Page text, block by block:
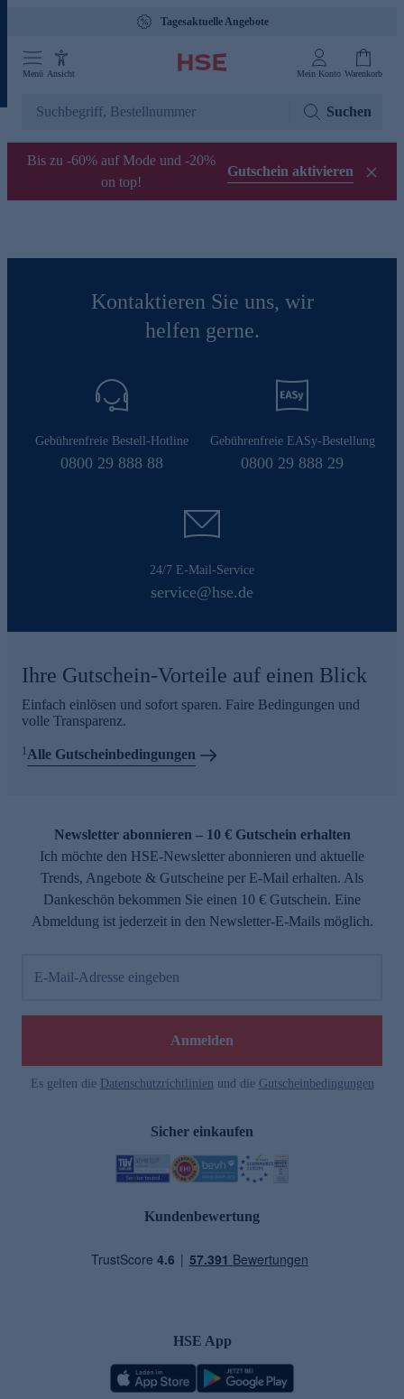
Tagesaktuelle Angebote
Menü Ansicht Mein Konto Warenkorb
Suchen
Bis zu -60% auf Mode und -20%
on top!
Gutschein aktivieren
Kontaktieren Sie uns, wir
helfen gerne.
Gebührenfreie Bestell-Hotline
0800 29 888 88
Gebührenfreie EASy-Bestellung
0800 29 888 29
24/7 E-Mail-Service
service@hse.de
Ihre Gutschein-Vorteile auf einen Blick
Einfach einlösen und sofort sparen. Faire Bedingungen und
volle Transparenz.
1Alle Gutscheinbedingungen
Newsletter abonnieren – 10 € Gutschein erhalten
Ich möchte den HSE-Newsletter abonnieren und aktuelle
Trends, Angebote & Gutscheine per E-Mail erhalten. Als
Dankeschön bekommen Sie einen 10 € Gutschein. Eine
Abmeldung ist jederzeit in den Newsletter-E-Mails möglich.
E-Mail-Adresse eingeben
Anmelden
Es gelten die Datenschutzrichtlinien und die Gutscheinbedingungen
Sicher einkaufen
Kundenbewertung
HSE App